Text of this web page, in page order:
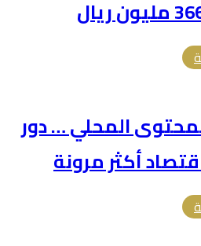
المحلي … دور
أكثر مرونة